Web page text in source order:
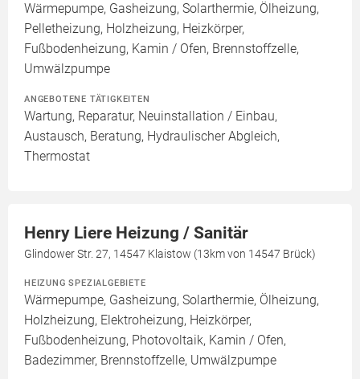
Wärmepumpe, Gasheizung, Solarthermie, Ölheizung,
Pelletheizung, Holzheizung, Heizkörper,
Fußbodenheizung, Kamin / Ofen, Brennstoffzelle,
Umwälzpumpe
ANGEBOTENE TÄTIGKEITEN
Wartung, Reparatur, Neuinstallation / Einbau,
Austausch, Beratung, Hydraulischer Abgleich,
Thermostat
Henry Liere Heizung / Sanitär
Glindower Str. 27, 14547 Klaistow (13km von 14547 Brück)
HEIZUNG SPEZIALGEBIETE
Wärmepumpe, Gasheizung, Solarthermie, Ölheizung,
Holzheizung, Elektroheizung, Heizkörper,
Fußbodenheizung, Photovoltaik, Kamin / Ofen,
Badezimmer, Brennstoffzelle, Umwälzpumpe